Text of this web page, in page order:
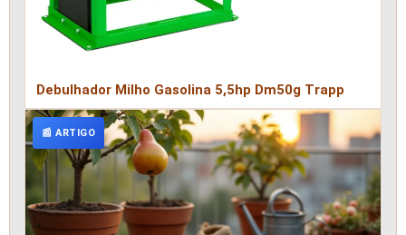
Debulhador Milho Gasolina 5,5hp Dm50g Trapp
📰 ARTIGO